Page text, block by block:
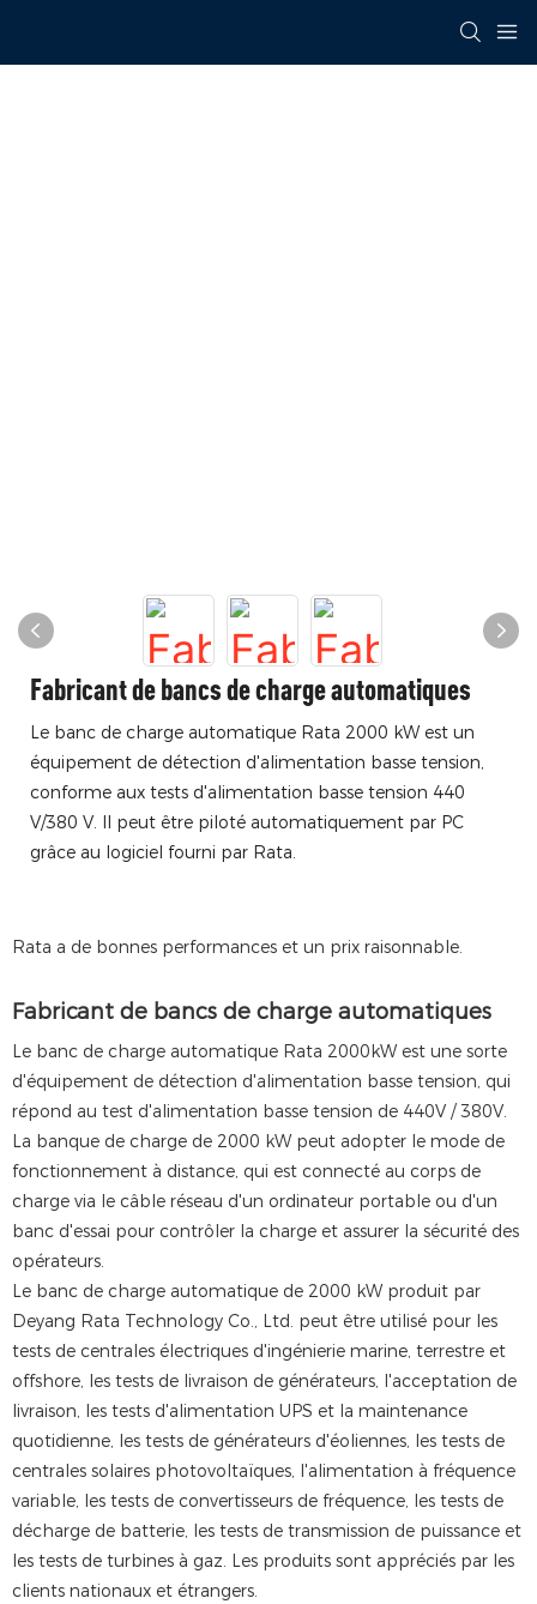
Fabricant de bancs de charge automatiques
Le banc de charge automatique Rata 2000 kW est un
équipement de détection d'alimentation basse tension,
conforme aux tests d'alimentation basse tension 440
V/380 V. Il peut être piloté automatiquement par PC
grâce au logiciel fourni par Rata.
Rata a de bonnes performances et un prix raisonnable.
Fabricant de bancs de charge automatiques
Le banc de charge automatique Rata 2000kW est une sorte
d'équipement de détection d'alimentation basse tension, qui
répond au test d'alimentation basse tension de 440V / 380V.
La banque de charge de 2000 kW peut adopter le mode de
fonctionnement à distance, qui est connecté au corps de
charge via le câble réseau d'un ordinateur portable ou d'un
banc d'essai pour contrôler la charge et assurer la sécurité des
opérateurs.
Le banc de charge automatique de 2000 kW produit par
Deyang Rata Technology Co., Ltd. peut être utilisé pour les
tests de centrales électriques d'ingénierie marine, terrestre et
offshore, les tests de livraison de générateurs, l'acceptation de
livraison, les tests d'alimentation UPS et la maintenance
quotidienne, les tests de générateurs d'éoliennes, les tests de
centrales solaires photovoltaïques, l'alimentation à fréquence
variable, les tests de convertisseurs de fréquence, les tests de
décharge de batterie, les tests de transmission de puissance et
les tests de turbines à gaz. Les produits sont appréciés par les
clients nationaux et étrangers.